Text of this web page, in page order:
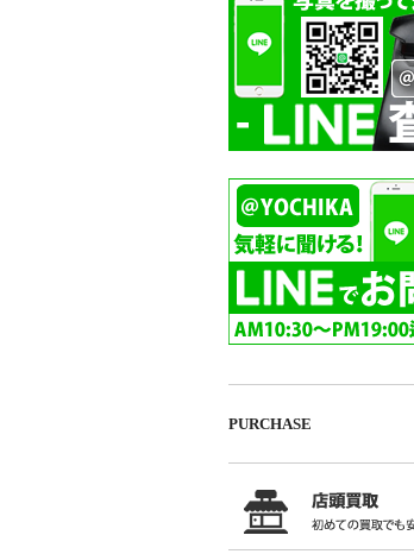
PURCHASE